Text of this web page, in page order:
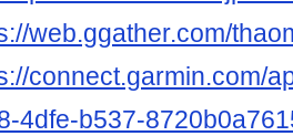
web.ggather.com/
connect.garmin.com/
4dfe-b537-